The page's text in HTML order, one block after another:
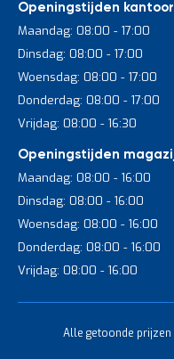
Openingstijden kantoor
Maandag: 08:00 - 17:00
Dinsdag: 08:00 - 17:00
Woensdag: 08:00 - 17:00
Donderdag: 08:00 - 17:00
Vrijdag: 08:00 - 16:30
Openingstijden
Maandag: 08:00 - 16:00
Dinsdag: 08:00 - 16:00
Woensdag: 08:00 - 16:00
Donderdag: 08:00 - 16:00
Vrijdag: 08:00 - 16:00
Alle getoonde